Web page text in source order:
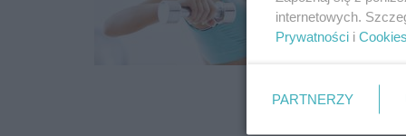
internetowych.
Prywatności i Cookies
PARTNERZY